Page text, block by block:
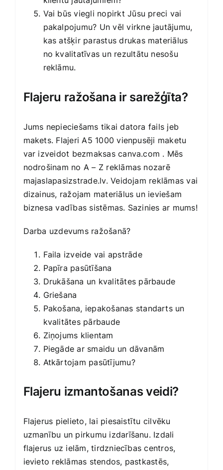
Vai būs viegli nopirkt Jūsu preci vai
pakalpojumu? Un vēl virkne jautājumu,
kas atšķir parastus drukas materiālus
no kvalitatīvas un rezultātu nesošu
reklāmu.
Flajeru ražošana ir sarežģīta?
Jums nepieciešams tikai datora fails jeb
makets. Flajeri A5 1000 vienpusēji maketu
var izveidot bezmaksascanva.com . Mēs
nodrošinam no A – Z reklāmas nozarē
majaslapasizstrade.lv. Veidojam reklāmas vai
dizainus, ražojam materiālus un ieviešam
biznesa vadības sistēmas. Sazinies ar mums!
Darba uzdevums ražošanā?
Faila izveide vai apstrāde
Papīra pasūtīšana
Drukāšana un kvalitātes pārbaude
Griešana
Pakošana, iepakošanas standarts un
kvalitātes pārbaude
Ziņojums klientam
Piegāde ar smaidu un dāvanām
Atkārtojam pasūtījumu?
Flajeru izmantošanas veidi?
Flajerus pielieto, lai piesaistītu cilvēku
uzmanību un pirkumu izdarīšanu. Izdali
flajerus uz ielām, tirdzniecības centros,
ievieto reklāmas stendos, pastkastēs,